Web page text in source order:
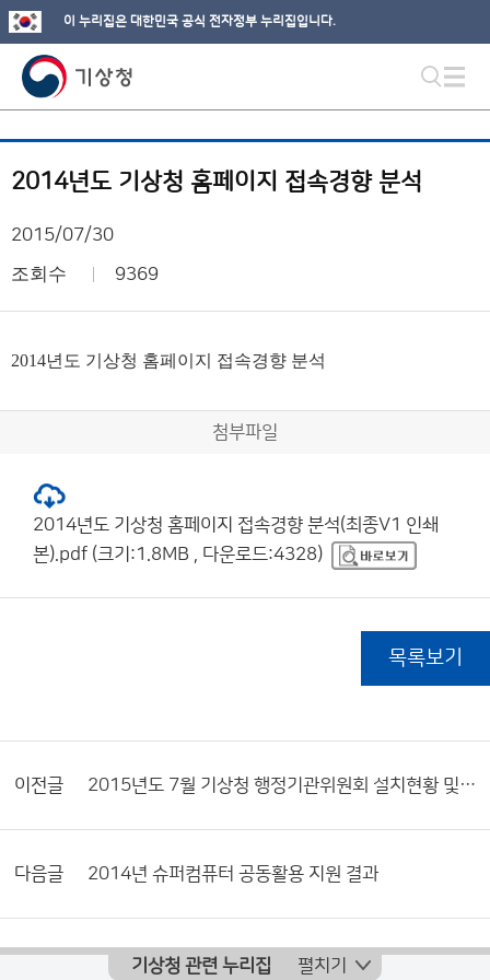
이 누리집은 대한민국 공식 전자정부 누리집입니다.
2014년도 기상청 홈페이지 접속경향 분석
2015/07/30
조회수 9369
2014년도 기상청 홈페이지 접속경향 분석
첨부파일
2014년도 기상청 홈페이지 접속경향 분석(최종V1 인쇄
본).pdf (크기:1.8MB , 다운로드:4328)
목록보기
이전글 2015년도 7월 기상청 행정기관위원회 설치현황 및 활동내역서
다음글 2014년 슈퍼컴퓨터 공동활용 지원 결과
기상청 관련 누리집 펼치기